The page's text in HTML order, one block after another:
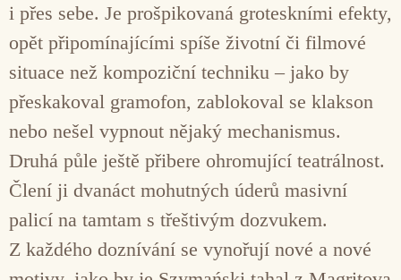
i přes sebe. Je prošpikovaná groteskními efekty,
opět připomínajícími spíše životní či filmové
situace než kompoziční techniku – jako by
přeskakoval gramofon, zablokoval se klakson
nebo nešel vypnout nějaký mechanismus.
Druhá půle ještě přibere ohromující teatrálnost.
Člení ji dvanáct mohutných úderů masivní
palicí na tamtam s třeštivým dozvukem.
Z každého doznívání se vynořují nové a nové